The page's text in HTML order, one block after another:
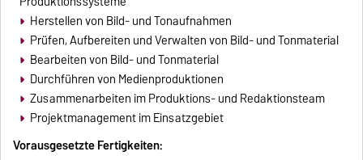
Herstellen von Bild- und Tonaufnahmen
Prüfen, Aufbereiten und Verwalten von Bild- und Tonmaterial
Bearbeiten von Bild- und Tonmaterial
Durchführen von Medienproduktionen
Zusammenarbeiten im Produktions- und Redaktionsteam
Projektmanagement im Einsatzgebiet
Vorausgesetzte Fertigkeiten: